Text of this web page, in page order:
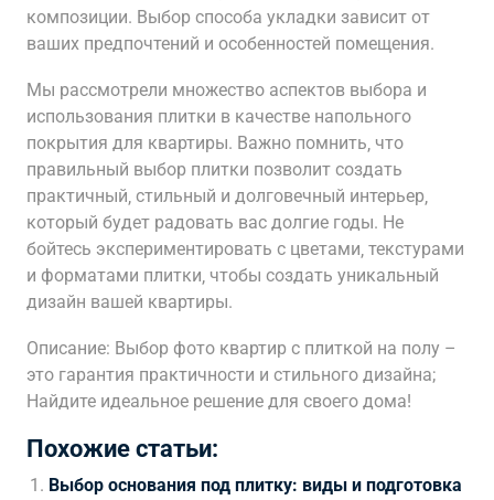
композиции. Выбор способа укладки зависит от
ваших предпочтений и особенностей помещения.
Мы рассмотрели множество аспектов выбора и
использования плитки в качестве напольного
покрытия для квартиры. Важно помнить‚ что
правильный выбор плитки позволит создать
практичный‚ стильный и долговечный интерьер‚
который будет радовать вас долгие годы. Не
бойтесь экспериментировать с цветами‚ текстурами
и форматами плитки‚ чтобы создать уникальный
дизайн вашей квартиры.
Описание: Выбор фото квартир с плиткой на полу –
это гарантия практичности и стильного дизайна;
Найдите идеальное решение для своего дома!
Похожие статьи:
Выбор основания под плитку: виды и подготовка